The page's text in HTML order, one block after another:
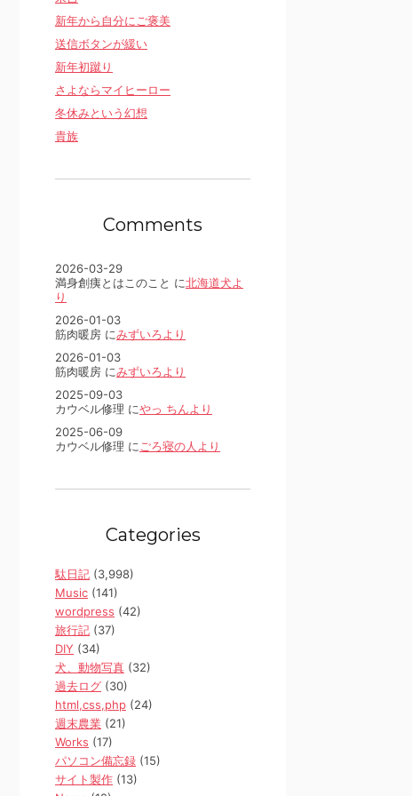
新年から自分にご褒美
送信ボタンが緩い
新年初蹴り
さよならマイヒーロー
冬休みという幻想
貴族
Comments
2026-03-29
満身創痍とはこのこと に北海道犬よ
り
2026-01-03
筋肉暖房 にみずいろより
2026-01-03
筋肉暖房 にみずいろより
2025-09-03
カウベル修理 にやっ ちんより
2025-06-09
カウベル修理 に ごろ寝の人より
Categories
駄日記 (3,998)
Music (141)
wordpress (42)
旅行記 (37)
DIY (34)
犬、動物写真 (32)
過去ログ (30)
html,css,php (24)
週末農業 (21)
Works (17)
パソコン備忘録 (15)
サイト製作 (13)